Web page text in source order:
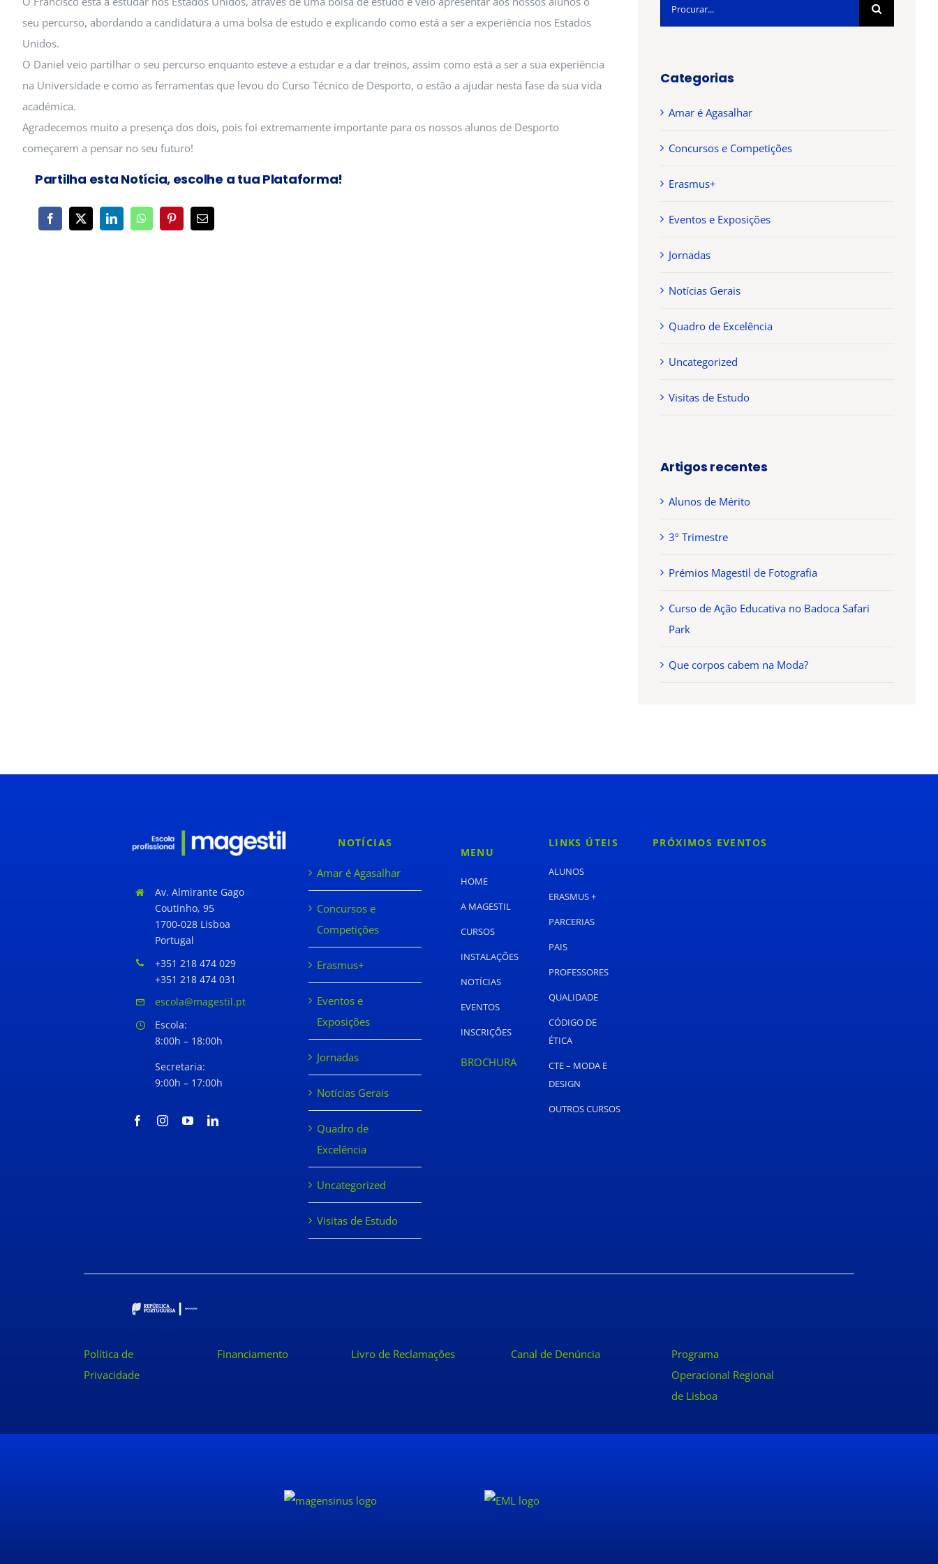
seu percurso, abordando a candidatura a uma bolsa de estudo e explicando como está a ser a experiência nos Estados
Unidos.
O Daniel veio partilhar o seu percurso enquanto esteve a estudar e a dar treinos, assim como está a ser a sua experiência
na Universidade e como as ferramentas que levou do Curso Técnico de Desporto, o estão a ajudar nesta fase da sua vida
académica.
Agradecemos muito a presença dos dois, pois foi extremamente importante para os nossos alunos de Desporto
começarem a pensar no seu futuro!
Partilha esta Notícia, escolhe a tua Plataforma!
Categorias
Amar é Agasalhar
Concursos e Competições
Erasmus+
Eventos e Exposições
Jornadas
Notícias Gerais
Quadro de Excelência
Uncategorized
Visitas de Estudo
Artigos recentes
Alunos de Mérito
3º Trimestre
Prémios Magestil de Fotografia
Curso de Ação Educativa no Badoca Safari
Park
Que corpos cabem na Moda?
Av. Almirante Gago
Coutinho, 95
1700-028 Lisboa
Portugal
+351 218 474 029
+351 218 474 031
escola@magestil.pt
Escola:
8:00h – 18:00h
Secretaria:
9:00h – 17:00h
NOTÍCIAS
Amar é Agasalhar
Concursos e
Competições
Erasmus+
Eventos e
Exposições
Jornadas
Notícias Gerais
Quadro de
Excelência
Uncategorized
Visitas de Estudo
MENU
HOME
A MAGESTIL
CURSOS
INSTALAÇÕES
NOTÍCIAS
EVENTOS
INSCRIÇÕES
BROCHURA
LINKS ÚTEIS
ALUNOS
ERASMUS +
PARCERIAS
PAIS
PROFESSORES
QUALIDADE
CÓDIGO DE
ÉTICA
CTE – MODA E
DESIGN
OUTROS CURSOS
PRÓXIMOS EVENTOS
Política de
Privacidade
Financiamento Livro de Reclamações Canal de Denúncia
Programa
Operacional Regional
de Lisboa
INSCRIÇÕES